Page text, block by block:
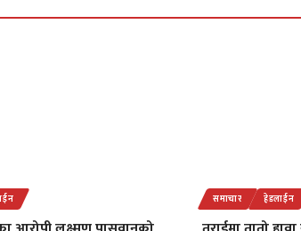
समाचार हेडलाईन